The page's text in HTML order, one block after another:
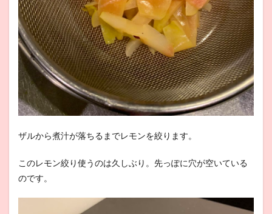
ザルから煮汁が落ちるまでレモンを絞ります。
このレモン絞り使うのは久しぶり。先っぽに穴が空いている
のです。